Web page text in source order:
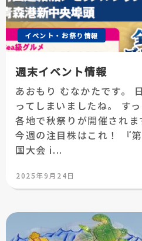
イベント・お祭り情報
週末イベント情報
あおもり むなかたです。
ってしまいましたね。 す
各地で秋祭りが開催され
今週の注目株はこれ！ 『
国大会 i...
投
日:
2025年9月24日